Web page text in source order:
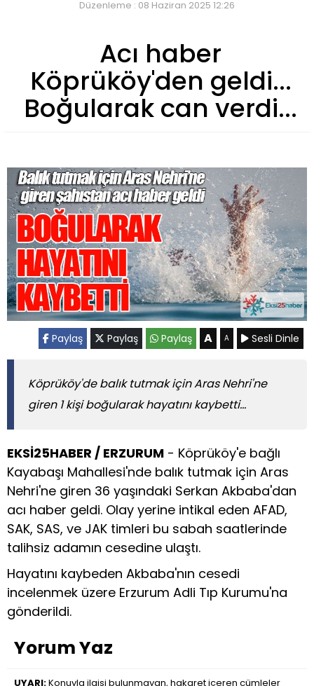
Düzenleme : 08 Haziran 2025 12:26
Acı haber
Köprüköy'den geldi...
Boğularak can verdi...
Paylaş Paylaş Paylaş A A Sesli Dinle
Köprüköy'de balık tutmak için Aras Nehri'ne
giren 1 kişi boğularak hayatını kaybetti...
EKSİ25HABER / ERZURUM - Köprüköy'e bağlı
Kayabaşı Mahallesi'nde balık tutmak için Aras
Nehri'ne giren 36 yaşındaki Serkan Akbaba'dan
acı haber geldi. Olay yerine intikal eden AFAD,
SAK, SAS, ve JAK timleri bu sabah saatlerinde
talihsiz adamın cesedine ulaştı.
Hayatını kaybeden Akbaba'nın cesedi
incelenmek üzere Erzurum Adli Tıp Kurumu'na
gönderildi.
Yorum Yaz
UYARI:Konuyla ilgisi bulunmayan, hakaret içeren cümleler